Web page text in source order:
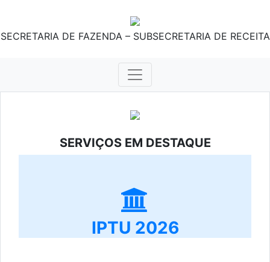
SECRETARIA DE FAZENDA – SUBSECRETARIA DE RECEITA
SERVIÇOS EM DESTAQUE
IPTU 2026